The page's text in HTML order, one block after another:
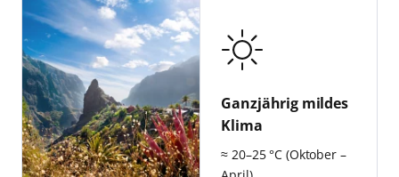
≈ 20–25 °C (Oktober –
Ganzjährig mildes
Klima